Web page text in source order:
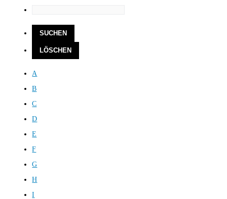
A
B
C
D
E
F
G
H
I